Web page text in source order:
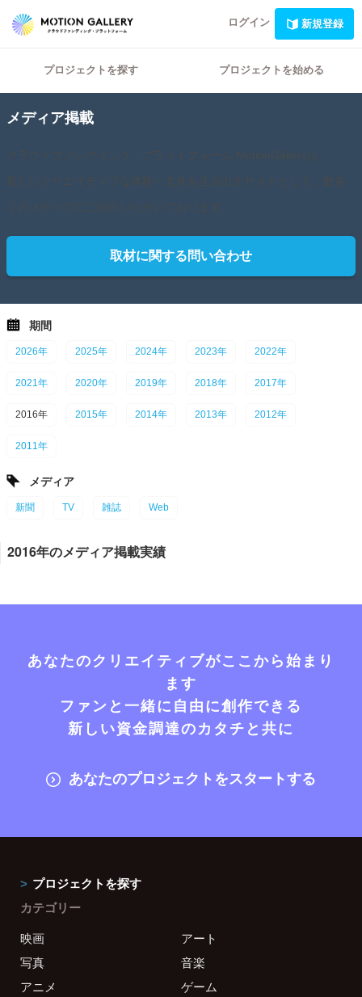
ログイン 新規登録
プロジェクトを探す プロジェクトを始める
メディア掲載
取材に関する問い合わせ
期間
2026年 2025年 2024年 2023年 2022年
2021年 2020年 2019年 2018年 2017年
2016年 2015年 2014年 2013年 2012年
2011年
メディア
新聞 TV 雑誌 Web
2016年のメディア掲載実績
あなたのクリエイティブがここから始まり
ます
ファンと一緒に自由に創作できる
新しい資金調達のカタチと共に
あなたのプロジェクトをスタートする
プロジェクトを探す
カテゴリー
映画
アート
写真
音楽
アニメ
ゲーム